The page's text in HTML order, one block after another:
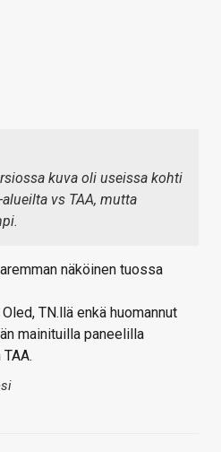
kuva oli useissa kohti
vs TAA, mutta
näköinen tuossa
TN.llä enkä huomannut
mainituilla paneelilla